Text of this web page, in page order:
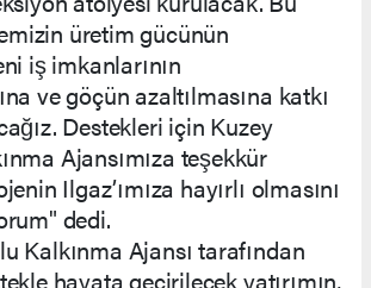
üretim gücünün
iş imkanlarının
ve göçün azaltılmasına katkı
Destekleri için Kuzey
Ajansımıza teşekkür
Ilgaz’ımıza hayırlı olmasını
dedi.
Kalkınma Ajansı tarafından
hayata geçirilecek yatırımın,